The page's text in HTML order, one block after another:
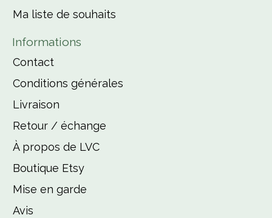
Ma liste de souhaits
Informations
Contact
Conditions générales
Livraison
Retour / échange
À propos de LVC
Boutique Etsy
Mise en garde
Avis